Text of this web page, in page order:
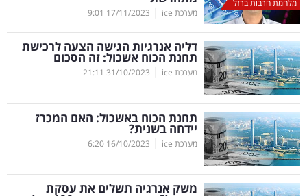
ולימודים
מינויים
רייטינג
רכב
בריאות
תרבות
ופנאי
מלחמת חרבות ברזל
מערכת ice |
17/11/2023
9:01
דליה אנרגיות הגישה הצעה לרכישת
תחנת הכוח אשכול: זה הסכום
מערכת ice |
31/10/2023
21:11
תחנת הכוח באשכול: האם המכרז
יידחה בשנית?
מערכת ice |
16/10/2023
6:20
משק אנרגיה תשלים את עסקת